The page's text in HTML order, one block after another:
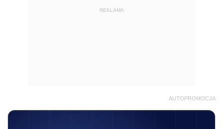
REKLAMA
AUTOPROMOCJA